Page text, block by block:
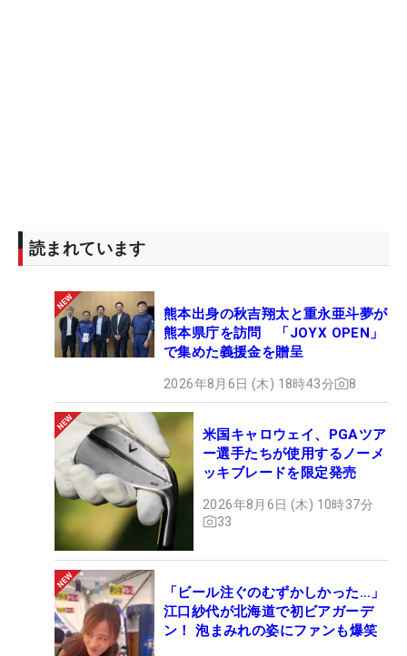
読まれています
熊本出身の秋吉翔太と重永亜斗夢が
熊本県庁を訪問 「JOYX OPEN」
で集めた義援金を贈呈
2026年8月6日 (木) 18時43分 8
米国キャロウェイ、PGAツア
ー選手たちが使用するノーメ
ッキブレードを限定発売
2026年8月6日 (木) 10時37分
33
「ビール注ぐのむずかしかった…」
江口紗代が北海道で初ビアガーデ
ン！ 泡まみれの姿にファンも爆笑